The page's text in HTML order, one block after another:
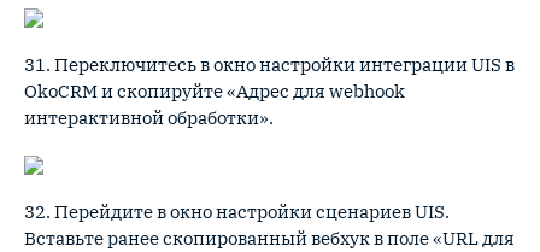
31. Переключитесь в окно настройки интеграции UIS в
OkoCRM и скопируйте «Адрес для webhook
интерактивной обработки».
32. Перейдите в окно настройки сценариев UIS.
Вставьте ранее скопированный вебхук в поле «URL для